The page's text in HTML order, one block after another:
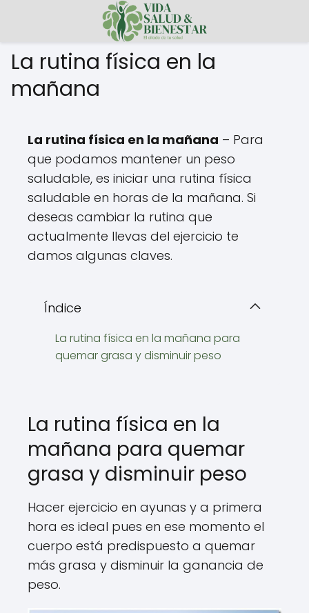
La rutina física en la
mañana
La rutina física en la mañana – Para
que podamos mantener un peso
saludable, es iniciar una rutina física
saludable en horas de la mañana. Si
deseas cambiar la rutina que
actualmente llevas del ejercicio te
damos algunas claves.
Índice
La rutina física en la mañana para
quemar grasa y disminuir peso
La rutina física en la
mañana para quemar
grasa y disminuir peso
Hacer ejercicio en ayunas y a primera
hora es ideal pues en ese momento el
cuerpo está predispuesto a quemar
más grasa y disminuir la ganancia de
peso.